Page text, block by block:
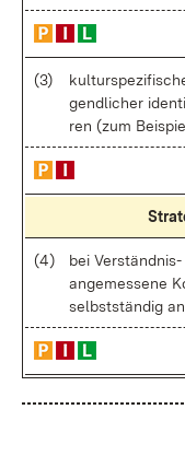
(3)
gend­li­cher
ren (zum
(4)
bei
an­ge­mes­se­ne
selbst­stän­dig